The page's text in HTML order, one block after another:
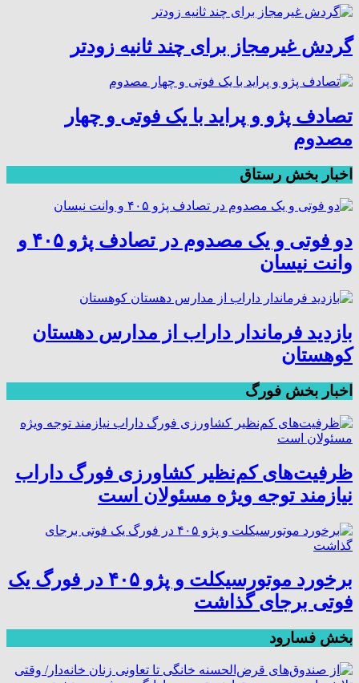
گردش غیرمجاز برای چند ثانیه زودتر
تصادف پژو و پراید با یک فوتی و چهار
مصدوم
اخبار بخش رستاق
دو فوتی و یک مصدوم در تصادف پژو ۴۰۵ و
وانت نیسان
بازدید فرماندار داراب از مدارس دهستان
کوهستان
اخبار بخش فورگ
ظرفیت‌های کم‌نظیر کشاورزی فورگ داراب
نیازمند توجه ویژه مسئولان است
برخورد موتورسیکلت و پژو ۴۰۵ در فورگ یک
فوتی برجای گذاشت
بخش فسارود